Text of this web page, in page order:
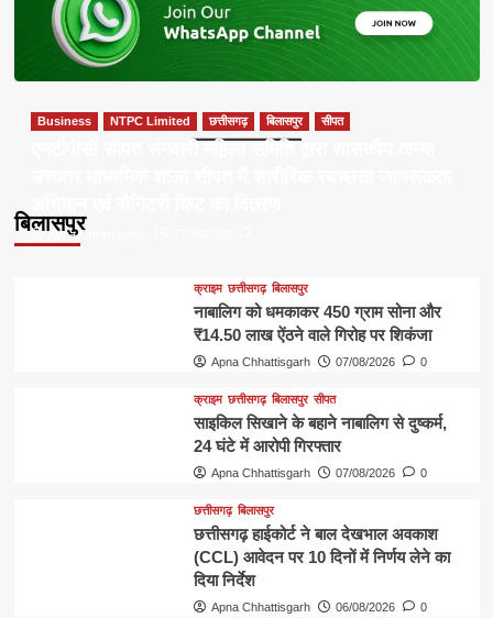
बिलासपुर
Business NTPC Limited छत्तीसगढ़ बिलासपुर सीपत
Apna Chhattisgarh
क्राइम छत्तीसगढ़ बिलासपुर
नाबालिग को धमकाकर 450 ग्राम सोना और
₹14.50 लाख ऐंठने वाले गिरोह पर शिकंजा
Apna Chhattisgarh 07/08/2026 0
क्राइम छत्तीसगढ़ बिलासपुर सीपत
साइकिल सिखाने के बहाने नाबालिग से दुष्कर्म,
24 घंटे में आरोपी गिरफ्तार
Apna Chhattisgarh 07/08/2026 0
छत्तीसगढ़ बिलासपुर
छत्तीसगढ़ हाईकोर्ट ने बाल देखभाल अवकाश
(CCL) आवेदन पर 10 दिनों में निर्णय लेने का
दिया निर्देश
Apna Chhattisgarh 06/08/2026 0